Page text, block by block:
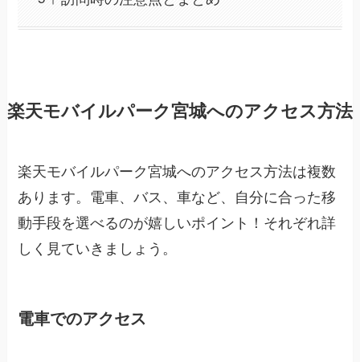
楽天モバイルパーク宮城へのアクセス方法
楽天モバイルパーク宮城へのアクセス方法は複数
あります。電車、バス、車など、自分に合った移
動手段を選べるのが嬉しいポイント！それぞれ詳
しく見ていきましょう。
電車でのアクセス